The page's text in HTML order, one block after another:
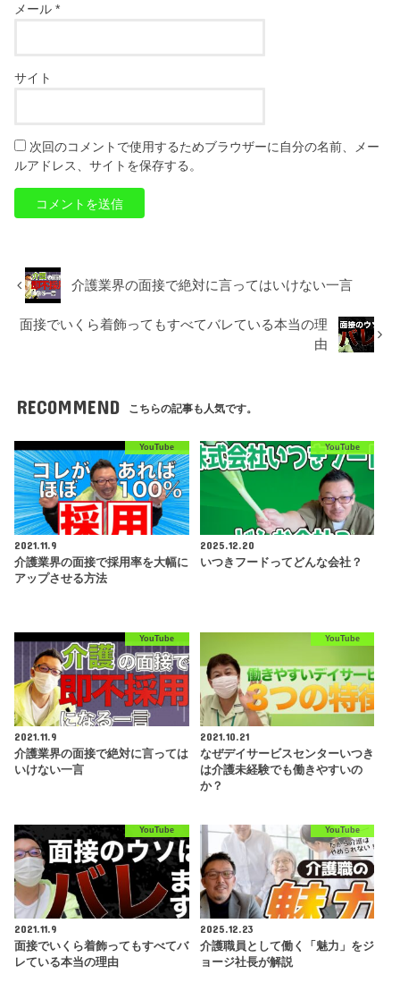
メール*
サイト
次回のコメントで使用するためブラウザーに自分の名前、メー
ルアドレス、サイトを保存する。
介護業界の面接で絶対に言ってはいけない一言
面接でいくら着飾ってもすべてバレている本当の理
由
RECOMMEND こちらの記事も人気です。
YouTube
2021.11.9
介護業界の面接で採用率を大幅に
アップさせる方法
YouTube
2025.12.20
いつきフードってどんな会社？
YouTube
2021.11.9
介護業界の面接で絶対に言っては
いけない一言
YouTube
2021.10.21
なぜデイサービスセンターいつき
は介護未経験でも働きやすいの
か？
YouTube
2021.11.9
面接でいくら着飾ってもすべてバ
レている本当の理由
YouTube
2025.12.23
介護職員として働く「魅力」をジ
ョージ社長が解説